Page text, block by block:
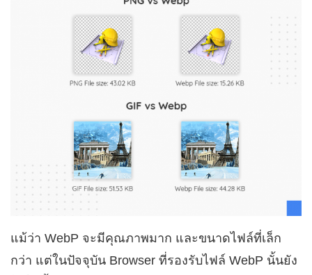
แม้ว่า WebP จะมีคุณภาพมาก และขนาดไฟล์ที่เล็ก
กว่า แต่ในปัจจุบัน Browser ที่รองรับไฟล์ WebP นั้นยัง